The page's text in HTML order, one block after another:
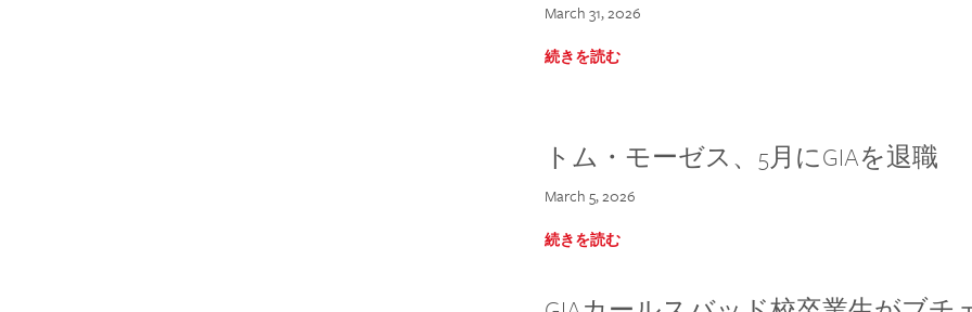
March 31, 2026
続きを読む
トム・モーゼス、5月にGIAを退職
March 5, 2026
続きを読む